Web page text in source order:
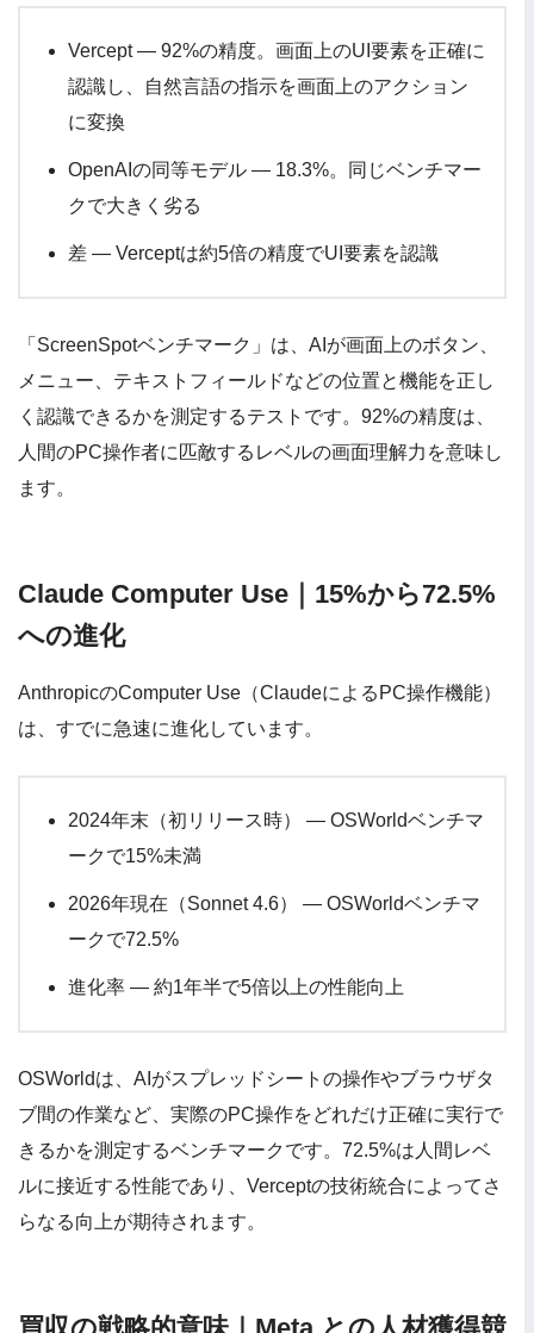
Vercept — 92%の精度。画面上のUI要素を正確に
認識し、自然言語の指示を画面上のアクション
に変換
OpenAIの同等モデル — 18.3%。同じベンチマー
クで大きく劣る
差 — Verceptは約5倍の精度でUI要素を認識
「ScreenSpotベンチマーク」は、AIが画面上のボタン、
メニュー、テキストフィールドなどの位置と機能を正し
く認識できるかを測定するテストです。92%の精度は、
人間のPC操作者に匹敵するレベルの画面理解力を意味し
ます。
Claude Computer Use｜15%から72.5%
への進化
AnthropicのComputer Use（ClaudeによるPC操作機能）
は、すでに急速に進化しています。
2024年末（初リリース時） — OSWorldベンチマ
ークで15%未満
2026年現在（Sonnet 4.6） — OSWorldベンチマ
ークで72.5%
進化率 — 約1年半で5倍以上の性能向上
OSWorldは、AIがスプレッドシートの操作やブラウザタ
ブ間の作業など、実際のPC操作をどれだけ正確に実行で
きるかを測定するベンチマークです。72.5%は人間レベ
ルに接近する性能であり、Verceptの技術統合によってさ
らなる向上が期待されます。